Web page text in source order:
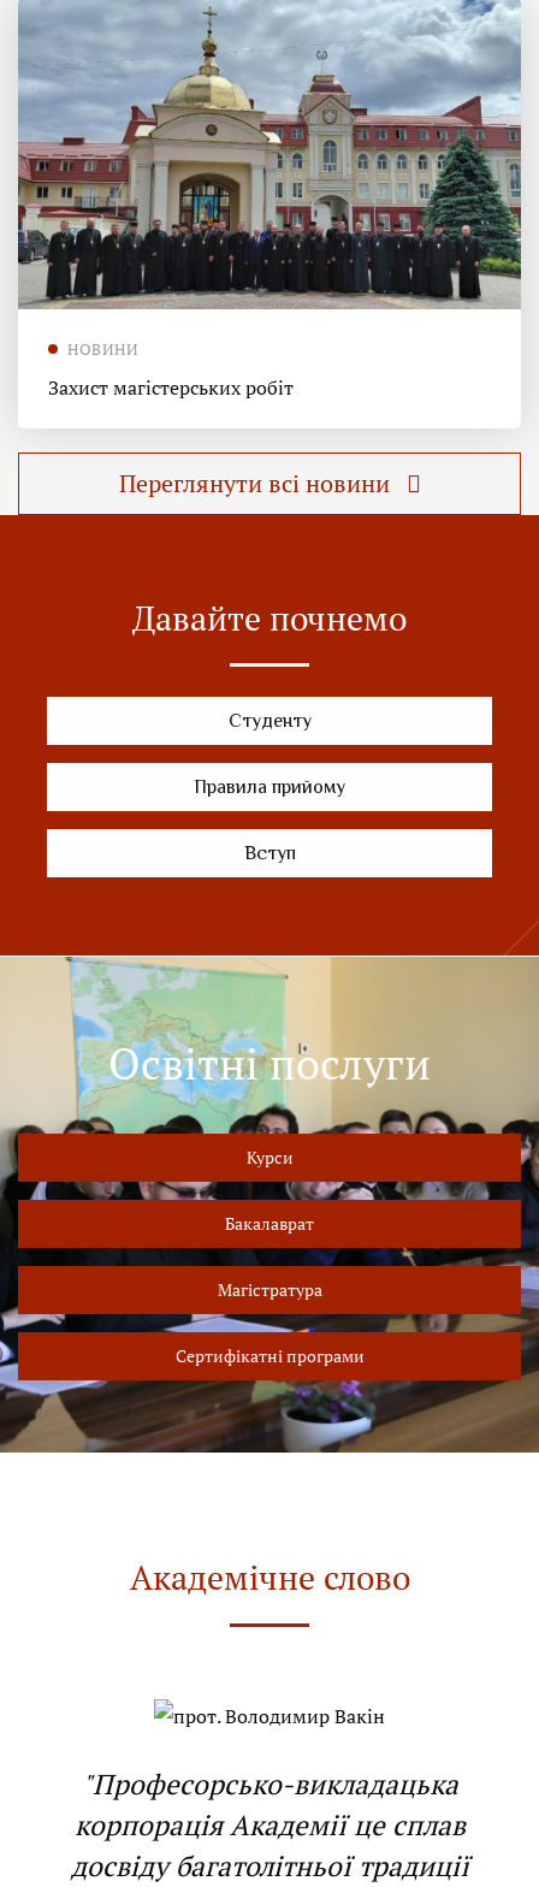
НОВИНИ
Захист магістерських робіт
Переглянути всі новини
Давайте почнемо
Студенту
Правила прийому
Вступ
Освітні послуги
Курси
Бакалаврат
Магістратура
Сертифікатні програми
Академічне слово
"Професорсько-викладацька
корпорація Академії це сплав
досвіду багатолітньої традиції